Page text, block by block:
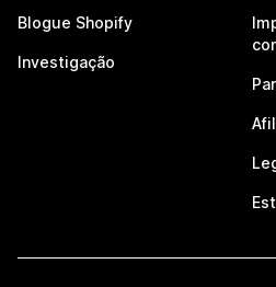
Blogue Shopify
Investigação